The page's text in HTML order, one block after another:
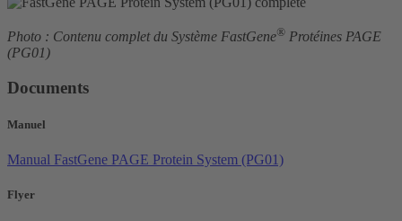
Photo : Contenu complet du Système FastGene® Protéines PAGE
(PG01)
Documents
Manuel
Manual FastGene PAGE Protein System (PG01)
Flyer